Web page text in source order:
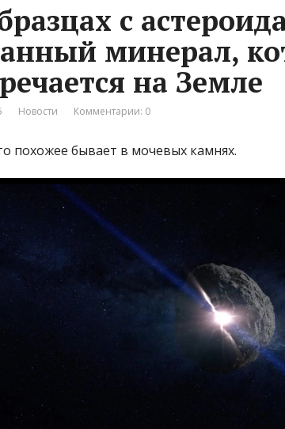
с
минерал,
на Земле
Новости Комментарии: 0
похожее бывает в мочевых камнях.